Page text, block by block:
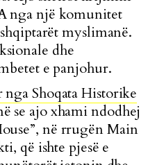
nga një komunitet
myslimanë.
dhe
e panjohur.
Shoqata Historike
se ajo xhami ndodhej
në rrugën Main
që ishte pjesë e